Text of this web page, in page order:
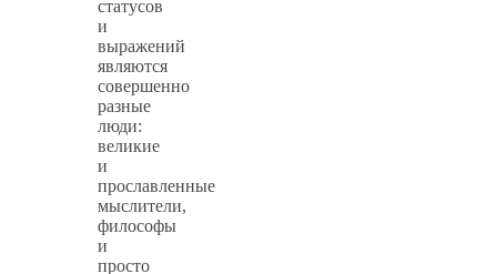
статусов
и
выражений
являются
совершенно
разные
люди:
великие
и
прославленные
мыслители,
философы
и
просто